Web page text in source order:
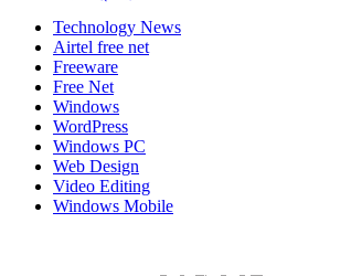
Technology News
Airtel free net
Freeware
Free Net
Windows
WordPress
Windows PC
Web Design
Video Editing
Windows Mobile